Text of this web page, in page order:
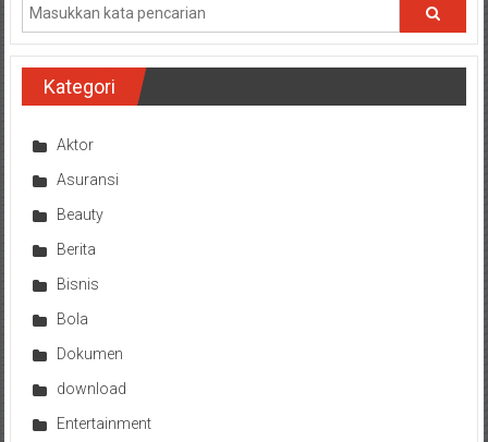
Kategori
Aktor
Asuransi
Beauty
Berita
Bisnis
Bola
Dokumen
download
Entertainment